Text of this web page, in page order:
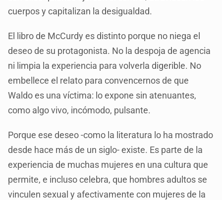
cuerpos y capitalizan la desigualdad.
El libro de McCurdy es distinto porque no niega el
deseo de su protagonista. No la despoja de agencia
ni limpia la experiencia para volverla digerible. No
embellece el relato para convencernos de que
Waldo es una víctima: lo expone sin atenuantes,
como algo vivo, incómodo, pulsante.
Porque ese deseo -como la literatura lo ha mostrado
desde hace más de un siglo- existe. Es parte de la
experiencia de muchas mujeres en una cultura que
permite, e incluso celebra, que hombres adultos se
vinculen sexual y afectivamente con mujeres de la